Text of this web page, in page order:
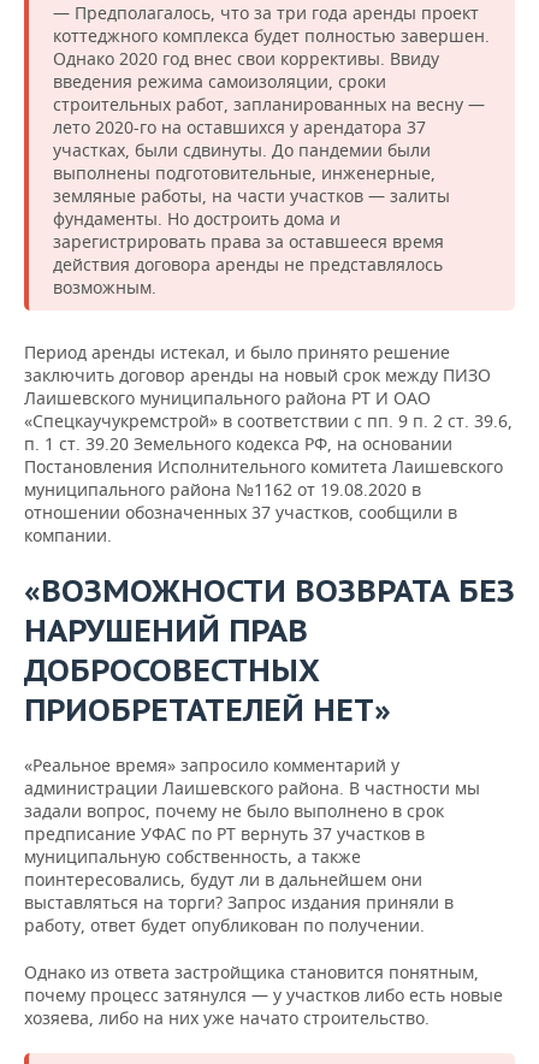
— Предполагалось, что за три года аренды проект
коттеджного комплекса будет полностью завершен.
Однако 2020 год внес свои коррективы. Ввиду
введения режима самоизоляции, сроки
строительных работ, запланированных на весну —
лето 2020-го на оставшихся у арендатора 37
участках, были сдвинуты. До пандемии были
выполнены подготовительные, инженерные,
земляные работы, на части участков — залиты
фундаменты. Но достроить дома и
зарегистрировать права за оставшееся время
действия договора аренды не представлялось
возможным.
Период аренды истекал, и было принято решение
заключить договор аренды на новый срок между ПИЗО
Лаишевского муниципального района РТ И ОАО
«Спецкаучукремстрой» в соответствии с пп. 9 п. 2 ст. 39.6,
п. 1 ст. 39.20 Земельного кодекса РФ, на основании
Постановления Исполнительного комитета Лаишевского
муниципального района №1162 от 19.08.2020 в
отношении обозначенных 37 участков, сообщили в
компании.
«ВОЗМОЖНОСТИ ВОЗВРАТА БЕЗ
НАРУШЕНИЙ ПРАВ
ДОБРОСОВЕСТНЫХ
ПРИОБРЕТАТЕЛЕЙ НЕТ»
«Реальное время» запросило комментарий у
администрации Лаишевского района. В частности мы
задали вопрос, почему не было выполнено в срок
предписание УФАС по РТ вернуть 37 участков в
муниципальную собственность, а также
поинтересовались, будут ли в дальнейшем они
выставляться на торги? Запрос издания приняли в
работу, ответ будет опубликован по получении.
Однако из ответа застройщика становится понятным,
почему процесс затянулся — у участков либо есть новые
хозяева, либо на них уже начато строительство.